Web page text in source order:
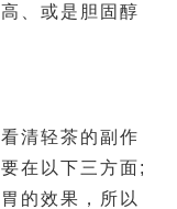
、或是胆固醇
清轻茶的副作
在以下三方面;
的效果，所以